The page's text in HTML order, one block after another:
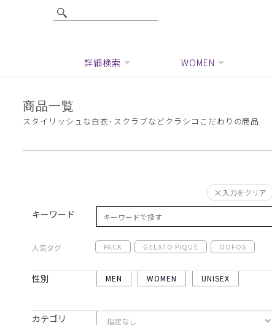
詳細検索 WOMEN
商品一覧
スタイリッシュな白衣･スクラブなどクラシコこだわりの商品
入力をクリア
キーワード
人気タグ PACK GELATO PIQUE OOFOS
性別 MEN WOMEN UNISEX
カテゴリ